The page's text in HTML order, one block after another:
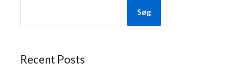
Søg
Recent Posts